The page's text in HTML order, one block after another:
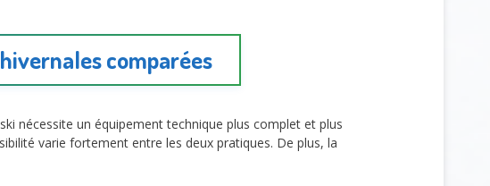
comparées
nécessite un équipement technique plus complet et plus
varie fortement entre les deux pratiques. De plus, la